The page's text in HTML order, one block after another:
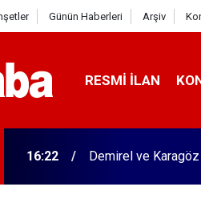
Günün Haberleri Arşiv
RESMI İLAN
14:41
üretildi